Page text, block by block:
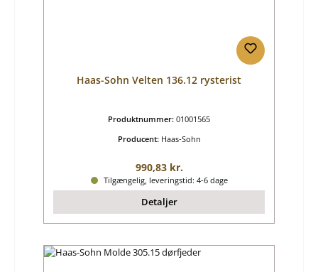
Haas-Sohn Velten 136.12 rysterist
Produktnummer: 01001565
Producent: Haas-Sohn
Almindelig pris:
990,83 kr.
Tilgængelig, leveringstid: 4-6 dage
Detaljer